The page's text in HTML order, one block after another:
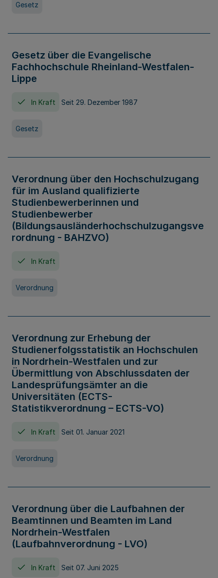
Gesetz
Gesetz über die Evangelische
Fachhochschule Rheinland-Westfalen-
Lippe
In Kraft Seit 29. Dezember 1987
Gesetz
Verordnung über den Hochschulzugang
für im Ausland qualifizierte
Studienbewerberinnen und
Studienbewerber
(Bildungsausländerhochschulzugangsve
rordnung - BAHZVO)
In Kraft
Verordnung
Verordnung zur Erhebung der
Studienerfolgsstatistik an Hochschulen
in Nordrhein-Westfalen und zur
Übermittlung von Abschlussdaten der
Landesprüfungsämter an die
Universitäten (ECTS-
Statistikverordnung – ECTS-VO)
In Kraft Seit 01. Januar 2021
Verordnung
Verordnung über die Laufbahnen der
Beamtinnen und Beamten im Land
Nordrhein-Westfalen
(Laufbahnverordnung - LVO)
In Kraft Seit 07. Juni 2025